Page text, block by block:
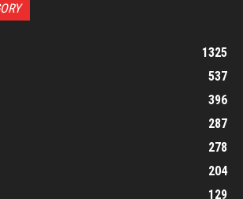
1325
537
396
287
278
204
129